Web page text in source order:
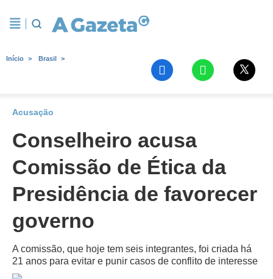
Início Brasil
Acusação
Conselheiro acusa
Comissão de Ética da
Presidência de favorecer
governo
A comissão, que hoje tem seis integrantes, foi criada há
21 anos para evitar e punir casos de conflito de interesse